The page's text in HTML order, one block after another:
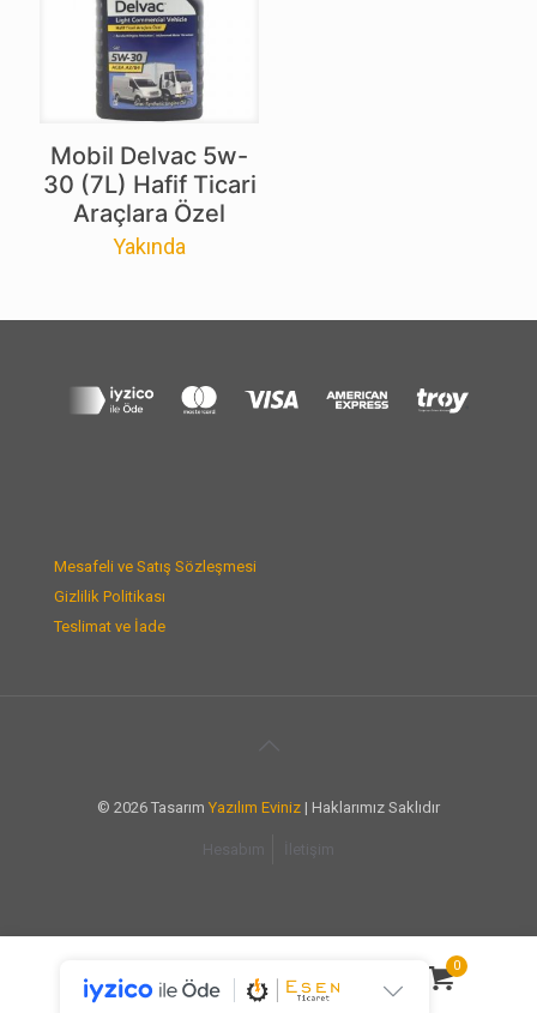
Mobil Delvac 5w-
30 (7L) Hafif Ticari
Araçlara Özel
Yakında
Mesafeli ve Satış Sözleşmesi
Gizlilik Politikası
Teslimat ve İade
© 2026 Tasarım Yazılım Eviniz | Haklarımız Saklıdır
Hesabım İletişim
0